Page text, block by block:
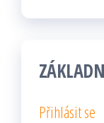
Přihlásit se